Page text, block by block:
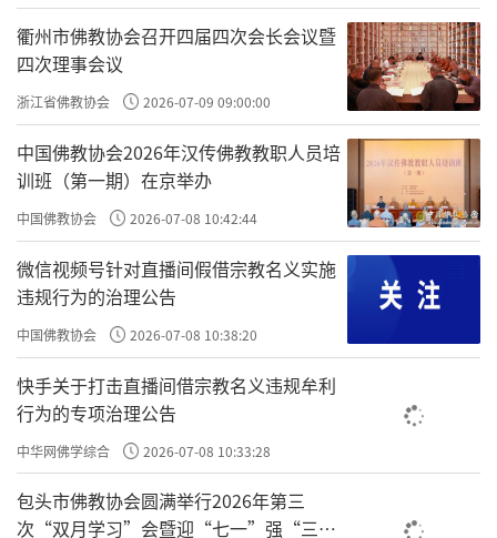
阿难尊者便告诉他：「世尊确实有教导一
个方法：假使你愿意剃除须发，出家修行学
道，就可以免除地狱之苦。所以你现在应该赶
快出家学道，就可以离苦得乐，速至涅槃解脱
的彼岸。」
长者得知有方法可以躲过地狱苦报，便安
下心来：「请阿难尊者先回去，我随后就
来。」
当时，阿难尊者便离开长者家，回到城外
的僧团中。长者看着阿难尊者离去，心思一
转：「佛陀所说的七天，离现在还很远，我现
在还可以把握时间享受五欲之乐，然后再出家
修行也不迟。」
衢州市佛教协会召开四届四次会长会议暨
四次理事会议
浙江省佛教协会 2026-07-09 09:00:00
中国佛教协会2026年汉传佛教教职人员培
训班（第一期）在京举办
中国佛教协会 2026-07-08 10:42:44
微信视频号针对直播间假借宗教名义实施
违规行为的治理公告
中国佛教协会 2026-07-08 10:38:20
快手关于打击直播间借宗教名义违规牟利
行为的专项治理公告
中华网佛学综合 2026-07-08 10:33:28
包头市佛教协会圆满举行2026年第三
次“双月学习”会暨迎“七一”强“三